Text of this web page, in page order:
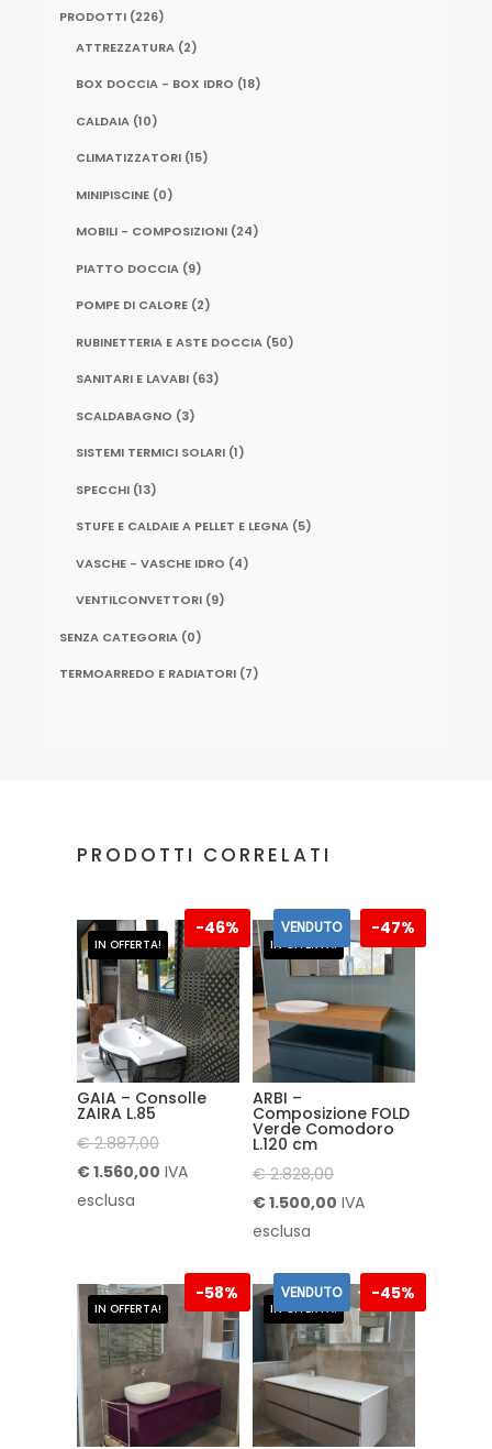
PRODOTTI (226)
ATTREZZATURA (2)
BOX DOCCIA - BOX IDRO (18)
CALDAIA (10)
CLIMATIZZATORI (15)
MINIPISCINE (0)
MOBILI - COMPOSIZIONI (24)
PIATTO DOCCIA (9)
POMPE DI CALORE (2)
RUBINETTERIA E ASTE DOCCIA (50)
SANITARI E LAVABI (63)
SCALDABAGNO (3)
SISTEMI TERMICI SOLARI (1)
SPECCHI (13)
STUFE E CALDAIE A PELLET E LEGNA (5)
VASCHE - VASCHE IDRO (4)
VENTILCONVETTORI (9)
SENZA CATEGORIA (0)
TERMOARREDO E RADIATORI (7)
PRODOTTI CORRELATI
IN OFFERTA!
-46%
GAIA – Consolle
ZAIRA L.85
€2.887,00Il
prezzo
€1.560,00Il
€ 1.560,00.
IVA
esclusa
IN OFFERTA!
-47%
VENDUTO
ARBI –
Composizione FOLD
Verde Comodoro
L.120 cm
€2.828,00Il
prezzo
€ 2.828,00.
€1.500,00 Il
è:
€ 1.500,00.
IVA
esclusa
IN OFFERTA!
-58%
IN OFFERTA!
-45%
VENDUTO